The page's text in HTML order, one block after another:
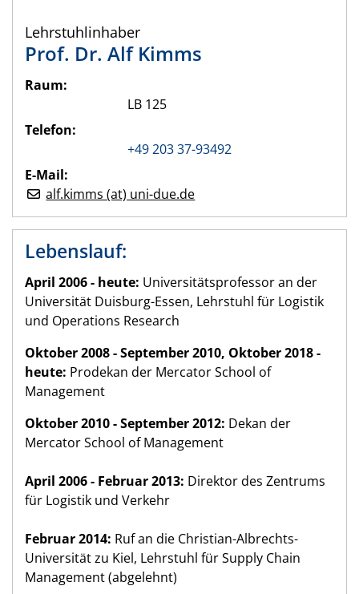
Lehrstuhlinhaber
Prof. Dr. Alf Kimms
Raum:
LB 125
Telefon:
+49 203 37-93492
E-Mail:
alf.kimms (at) uni-due.de
Lebenslauf:
April 2006 - heute: Universitätsprofessor an der
Universität Duisburg-Essen, Lehrstuhl für Logistik
und Operations Research
Oktober 2008 - September 2010, Oktober 2018 -
heute: Prodekan der Mercator School of
Management
Oktober 2010 - September 2012: Dekan der
Mercator School of Management
April 2006 - Februar 2013: Direktor des Zentrums
für Logistik und Verkehr
Februar 2014: Ruf an die Christian-Albrechts-
Universität zu Kiel, Lehrstuhl für Supply Chain
Management (abgelehnt)